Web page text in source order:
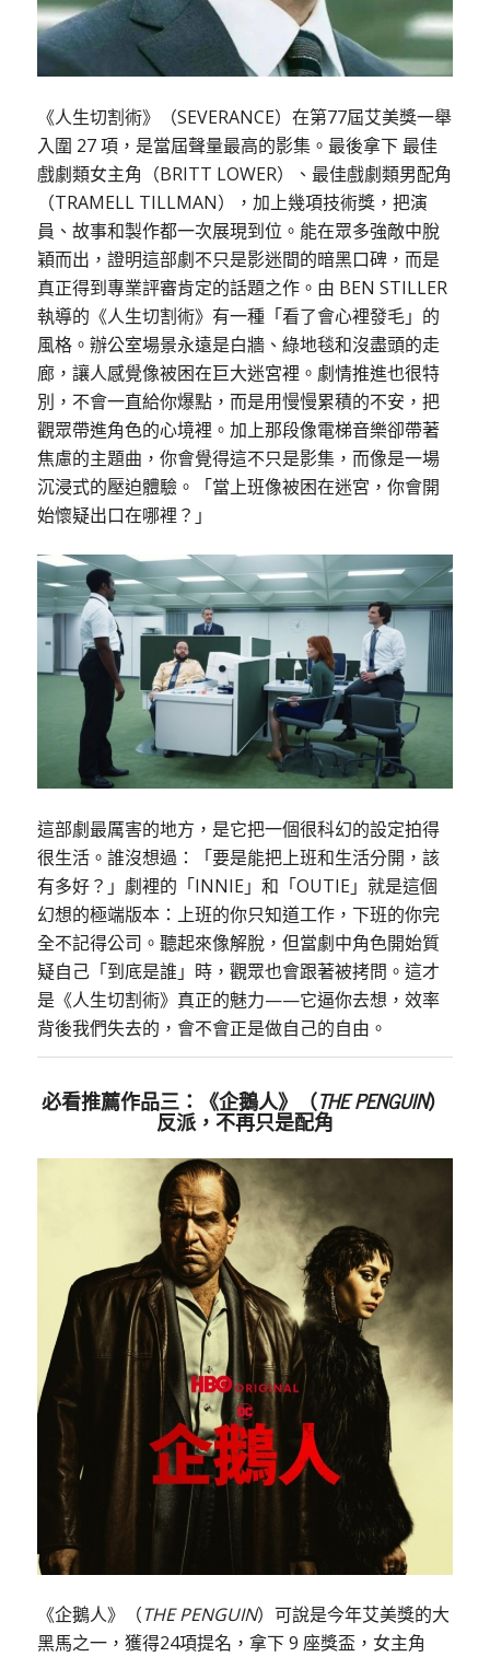
《人生切割術》（SEVERANCE）在第77屆艾美獎一舉
入圍 27 項，是當屆聲量最高的影集。最後拿下 最佳
戲劇類女主角（BRITT LOWER）、最佳戲劇類男配角
（TRAMELL TILLMAN），加上幾項技術獎，把演
員、故事和製作都一次展現到位。能在眾多強敵中脫
穎而出，證明這部劇不只是影迷間的暗黑口碑，而是
真正得到專業評審肯定的話題之作。由 BEN STILLER
執導的《人生切割術》有一種「看了會心裡發毛」的
風格。辦公室場景永遠是白牆、綠地毯和沒盡頭的走
廊，讓人感覺像被困在巨大迷宮裡。劇情推進也很特
別，不會一直給你爆點，而是用慢慢累積的不安，把
觀眾帶進角色的心境裡。加上那段像電梯音樂卻帶著
焦慮的主題曲，你會覺得這不只是影集，而像是一場
沉浸式的壓迫體驗。「當上班像被困在迷宮，你會開
始懷疑出口在哪裡？」
這部劇最厲害的地方，是它把一個很科幻的設定拍得
很生活。誰沒想過：「要是能把上班和生活分開，該
有多好？」劇裡的「INNIE」和「OUTIE」就是這個
幻想的極端版本：上班的你只知道工作，下班的你完
全不記得公司。聽起來像解脫，但當劇中角色開始質
疑自己「到底是誰」時，觀眾也會跟著被拷問。這才
是《人生切割術》真正的魅力——它逼你去想，效率
背後我們失去的，會不會正是做自己的自由。
必看推薦作品三：《企鵝人》（THE PENGUIN）
反派，不再只是配角
《企鵝人》（THE PENGUIN）可說是今年艾美獎的大
黑馬之一，獲得24項提名，拿下 9 座獎盃，女主角